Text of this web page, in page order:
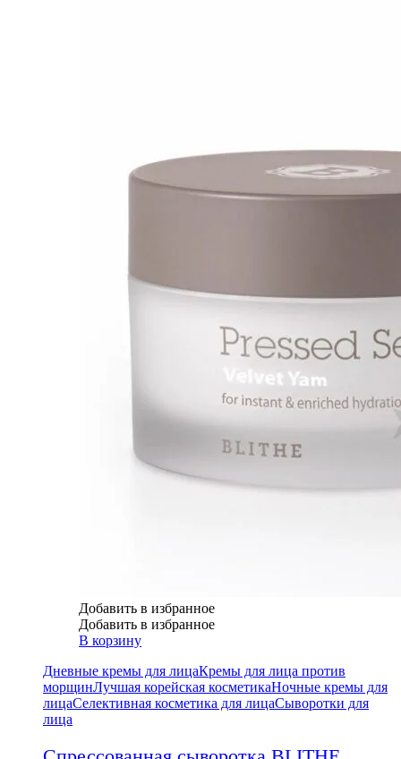
Добавить в избранное
Добавить в избранное
В корзину
Дневные кремы для лицаКремы для лица против
морщинЛучшая корейская косметикаНочные кремы для
лицаСелективная косметика для лицаСыворотки для
лица